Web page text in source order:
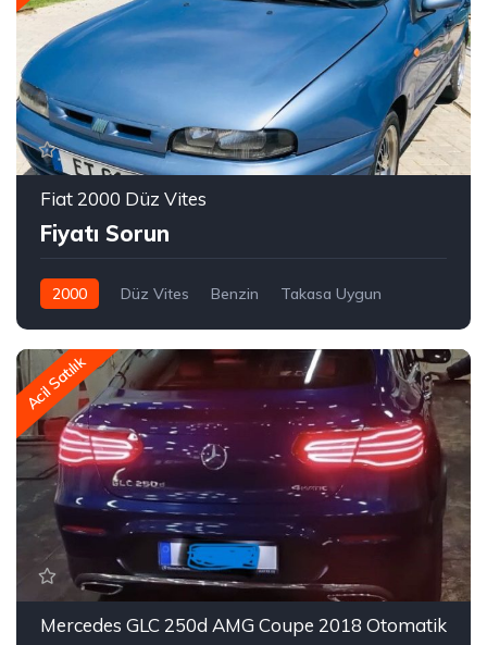
Fiat 2000 Düz Vites
Fiyatı Sorun
2000 Düz Vites Benzin Takasa Uygun
Acil Satılık
Mercedes GLC 250d AMG Coupe 2018 Otomatik